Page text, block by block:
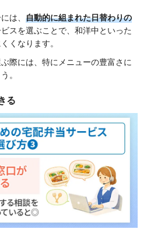
は、 自動的に組まれた日替わりの
スを選ぶことで、和洋中といった
くなります。
際には、特にメニューの豊富さに
。
る